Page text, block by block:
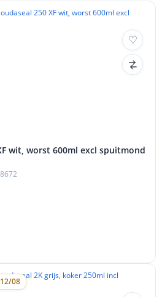
wit, worst 600ml excl spuitmond
08